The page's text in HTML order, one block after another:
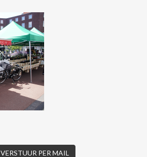
VERSTUUR PER MAIL